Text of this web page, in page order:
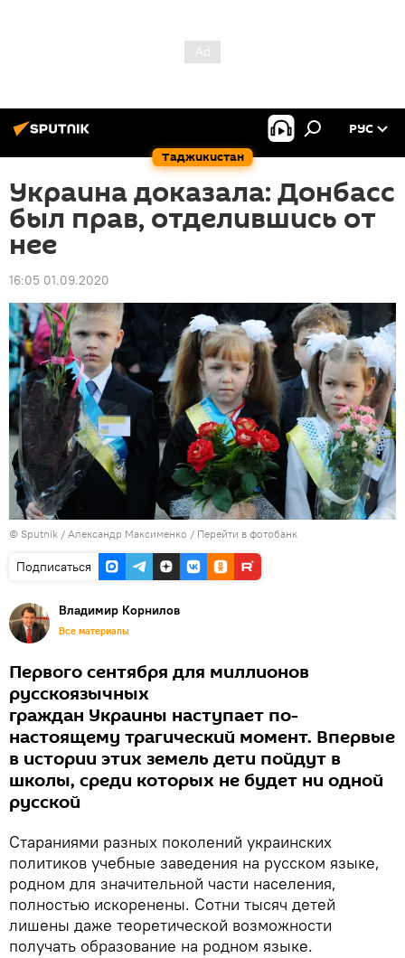
Таджикистан
РУС
Украина доказала: Донбасс
был прав, отделившись от
нее
16:05 01.09.2020
© Sputnik / Александр Максименко / Перейти в фотобанк
Подписаться
Владимир Корнилов
Все материалы
Первого сентября для миллионов
русскоязычных
граждан Украины наступает по-
настоящему трагический момент. Впервые
в истории этих земель дети пойдут в
школы, среди которых не будет ни одной
русской
Стараниями разных поколений украинских
политиков учебные заведения на русском языке,
родном для значительной части населения,
полностью искоренены. Сотни тысяч детей
лишены даже теоретической возможности
получать образование на родном языке.